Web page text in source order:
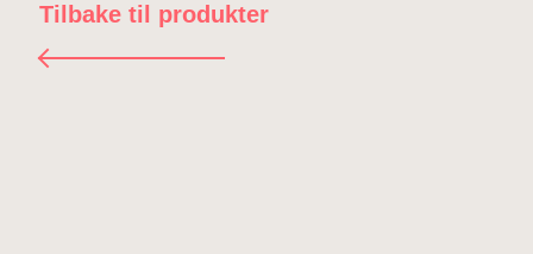
Tilbake til produkter